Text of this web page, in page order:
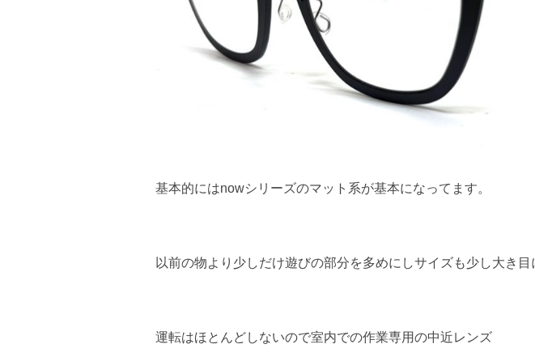
基本的にはnowシリーズのマット系が基本になってます。
以前の物より少しだけ遊びの部分を多めにしサイズも少し大き目
運転はほとんどしないので室内での作業専用の中近レンズ